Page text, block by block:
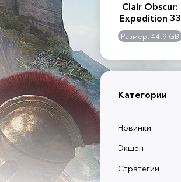
2:
-
GB
Assassin's Creed
Shadows
Размер: 117 GB
Clair Obscur:
Expedition 33
Размер: 44.9 GB
Категории
Новинки
Экшен
Стратегии